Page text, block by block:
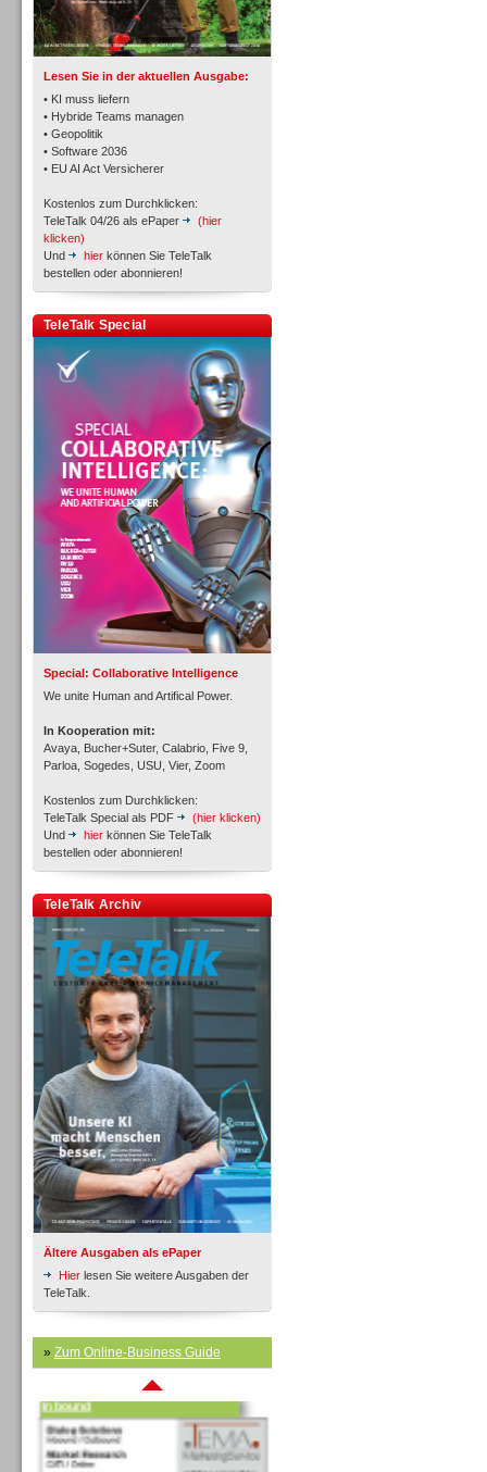
Lesen Sie in der aktuellen Ausgabe:
• KI muss liefern
• Hybride Teams managen
• Geopolitik
• Software 2036
• EU AI Act Versicherer
Kostenlos zum Durchklicken:
TeleTalk 04/26 als ePaper
(hier
klicken)
Und
hier können Sie TeleTalk
bestellen oder abonnieren!
TeleTalk Special
Special: Collaborative Intelligence
We unite Human and Artifical Power.
In Kooperation mit:
Avaya, Bucher+Suter, Calabrio, Five 9,
Parloa, Sogedes, USU, Vier, Zoom
Kostenlos zum Durchklicken:
TeleTalk Special als PDF
(hier klicken)
Und
hier können Sie TeleTalk
bestellen oder abonnieren!
TeleTalk Archiv
Ältere Ausgaben als ePaper
Hier lesen Sie weitere Ausgaben der
TeleTalk.
» Zum Online-Business Guide
TK- und ACD-Systeme
Workforce-Management
Personal
Inbound
Inbound
Inbound
Inbound